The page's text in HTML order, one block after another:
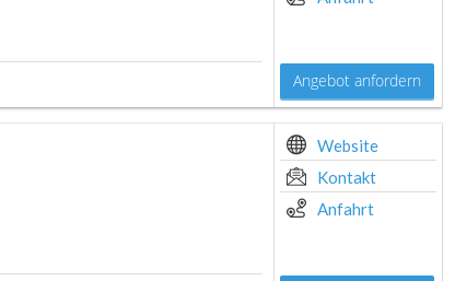
Angebot anfordern
Website
Kontakt
Anfahrt